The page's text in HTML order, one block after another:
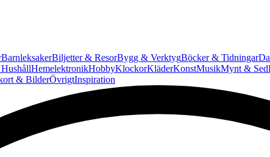
BarnleksakerBiljetter & ResorBygg & VerktygBöcker & Tidningar
HemelektronikHobbyKlockorKläderKonstMusikMynt &
& BilderÖvrigtInspiration